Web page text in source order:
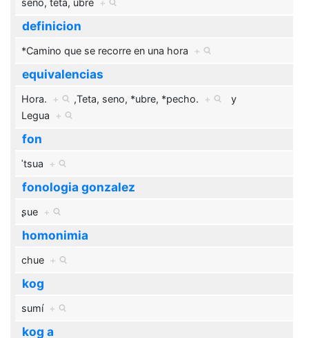
definicion
*Camino que se recorre en una hora +
equivalencias
Hora. + ,Teta, seno, *ubre, *pecho. +
y
Legua
+
fon
ˈtsua +
fonologia gonzalez
ʂue +
homonimia
chue +
kog
sumí +
kog a